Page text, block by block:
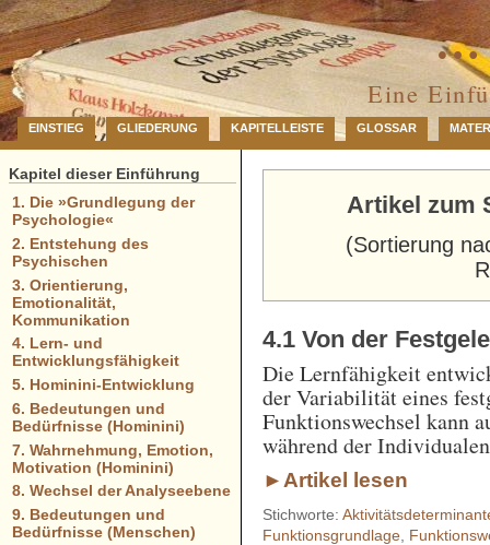
…
Eine
EINSTIEG GLIEDERUNG KAPITELLEISTE GLOSSAR
Artikel zum
(Sortierung
4.1 Von der
Die Lernfähigkeit
der Variabilität eines
Funktionswechsel kann
während der
►Artikel lesen
Stichworte:
Funktionsgrundlage
Kapitel dieser Einführung
1. Die »Grundlegung der
Psychologie«
2. Entstehung des
Psychischen
3. Orientierung,
Emotionalität,
Kommunikation
4. Lern- und
Entwicklungsfähigkeit
5. Hominini-Entwicklung
6. Bedeutungen und
Bedürfnisse (Hominini)
7. Wahrnehmung, Emotion,
Motivation (Hominini)
8. Wechsel der Analyseebene
9. Bedeutungen und
Bedürfnisse (Menschen)